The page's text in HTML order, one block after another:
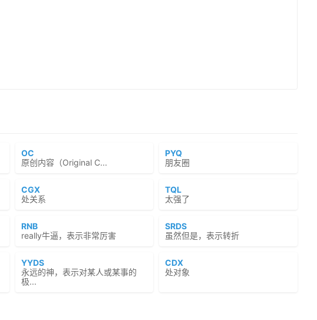
OC
原创内容（Original C...
PYQ
朋友圈
CGX
处关系
TQL
太强了
RNB
really牛逼，表示非常厉害
SRDS
虽然但是，表示转折
YYDS
永远的神，表示对某人或某事的
极...
CDX
处对象